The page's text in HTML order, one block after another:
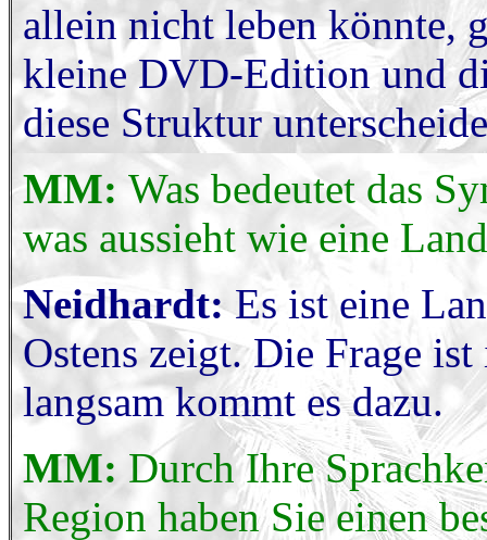
allein nicht leben könnte,
kleine DVD-Edition und
diese Struktur
MM: Was bedeutet das
was aussieht wie eine
Neidhardt:Es ist eine
Ostens zeigt. Die Frage
langsam kommt es dazu.
MM: Durch Ihre
Region haben Sie einen